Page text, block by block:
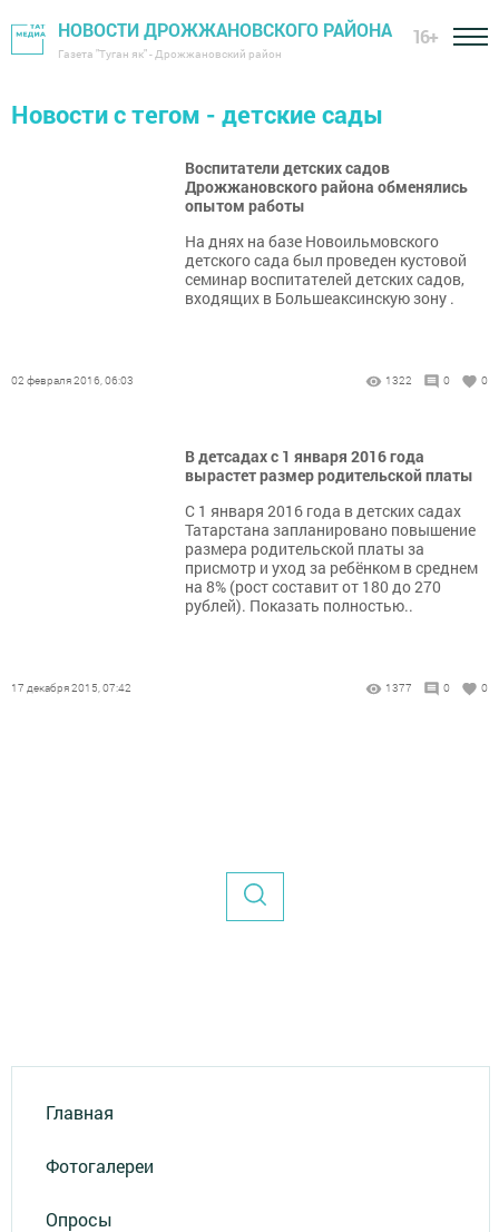
НОВОСТИ ДРОЖЖАНОВСКОГО РАЙОНА
Газета "Туган як" - Дрожжановский район
16+
Новости с тегом - детские сады
Воспитатели детских садов
Дрожжановского района обменялись
опытом работы
На днях на базе Новоильмовского
детского сада был проведен кустовой
семинар воспитателей детских садов,
входящих в Большеаксинскую зону .
02 февраля 2016, 06:03 1322 0 0
В детсадах с 1 января 2016 года
вырастет размер родительской платы
С 1 января 2016 года в детских садах
Татарстана запланировано повышение
размера родительской платы за
присмотр и уход за ребёнком в среднем
на 8% (рост составит от 180 до 270
рублей). Показать полностью..
17 декабря 2015, 07:42 1377 0 0
Главная
Фотогалереи
Опросы